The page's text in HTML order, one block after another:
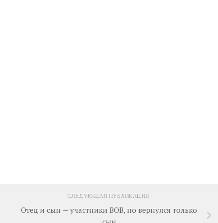
СЛЕДУЮЩАЯ ПУБЛИКАЦИЯ
Отец и сын — участники ВОВ, но вернулся только